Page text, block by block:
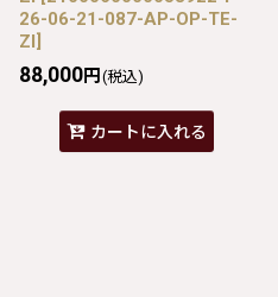
26-06-21-087-AP-OP-TE-
ZI]
88,000円 (税込)
カートに入れる